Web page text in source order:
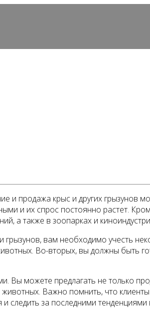
и продажа крыс и других грызунов
и их спрос постоянно растет.
а также в зоопарках и
вам необходимо учесть
Во-вторых, вы должны быть
можете предлагать не только
Важно помнить, что
следить за последними тенденциями